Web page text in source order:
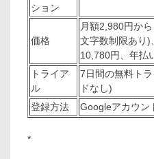
ション
価格
月額2,980円か
文字数制限あり)
10,780円、年払
トライア
ル
7日間の無料ト
ドなし)
登録方法
Googleアカウン
*